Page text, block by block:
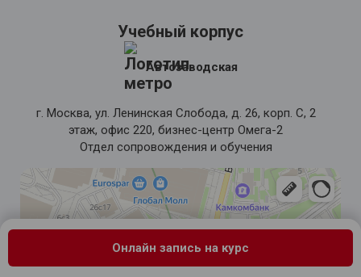
Онлайн запись на курс
Учебный корпус
Автозаводская
г. Москва, ул. Ленинская Слобода, д. 26, корп. С, 2
этаж, офис 220, бизнес-центр Омега-2
Отдел сопровождения и обучения